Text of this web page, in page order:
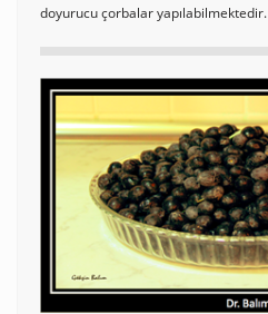
doyurucu çorbalar yapılabilmektedir.